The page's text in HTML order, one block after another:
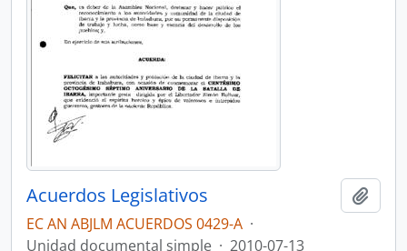
Acuerdos Legislativos
EC AN ABJLM ACUERDOS 0429-A ·
Unidad documental simple · 2010-07-13